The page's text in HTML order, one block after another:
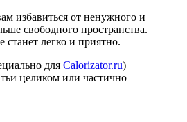
избавиться от ненужного и
свободного пространства.
станет легко и приятно.
для Calorizator.ru)
целиком или частично